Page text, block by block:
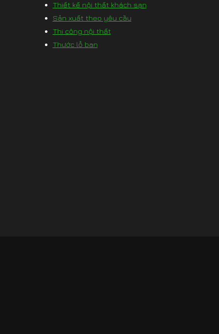
Thiết kế nội thất khách sạn
Sản xuất theo yêu cầu
Thi công nội thất
Thước lỗ ban